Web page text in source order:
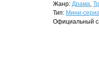
Жанр: Драма,
Тип: Мини-
Официальный